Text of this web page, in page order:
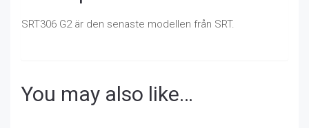
SRT306 G2 är den senaste modellen från SRT.
You may also like…